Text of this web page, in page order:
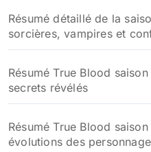
Résumé détaillé de la
sorcières, vampires et
Résumé True Blood
secrets révélés
Résumé True Blood
évolutions des